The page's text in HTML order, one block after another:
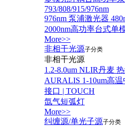
793/808/915/976nm
976nm 泵浦激光器
2000nm高功率台式单
More>>
非相干光源子分类
非相干光源
1.2-8.0um NLIR丹麦
AURALIS 1-10um高
接口 | TOUCH
氙气短弧灯
More>>
纠缠源/单光子源子分类